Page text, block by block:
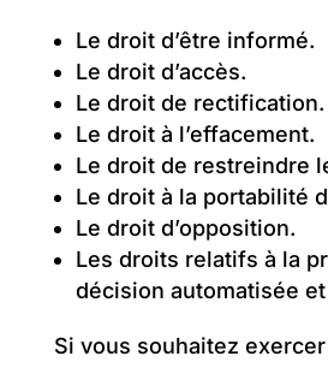
Le droit d’être informé.
Le droit d’accès.
Le droit de rectification.
Le droit à l’effacement.
Le droit de restreindre
Le droit à la portabilité
Le droit d’opposition.
Les droits relatifs à la
décision automatisée
Si vous souhaitez